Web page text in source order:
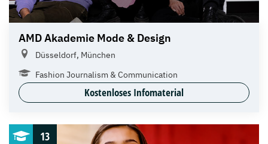
AMD Akademie Mode & Design
Düsseldorf, München
Fashion Journalism & Communication
Kostenloses Infomaterial
13